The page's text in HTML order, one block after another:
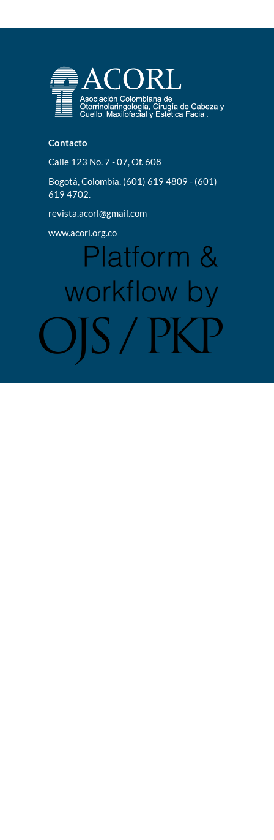
Contacto
Calle 123 No. 7 - 07, Of. 608
Bogotá, Colombia. (601) 619 4809 - (601)
619 4702.
revista.acorl@gmail.com
www.acorl.org.co